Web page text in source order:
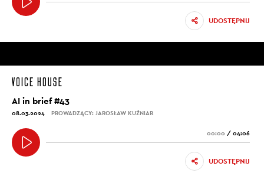
UDOSTĘPNIJ
AI in brief #43
08.03.2024 PROWADZĄCY: JAROSŁAW KUŹNIAR
00:00 / 04:06
UDOSTĘPNIJ